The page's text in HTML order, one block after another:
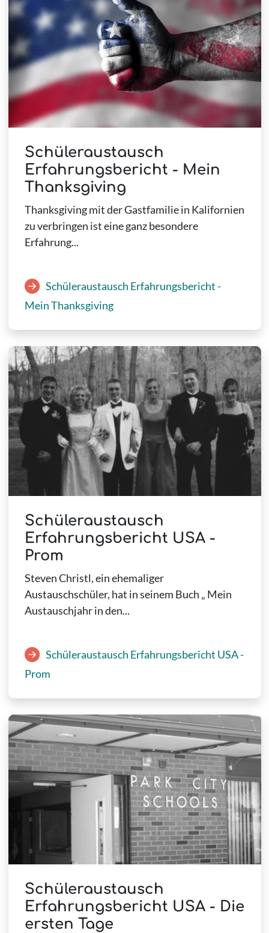
Schüleraustausch
Erfahrungsbericht - Mein
Thanksgiving
Thanksgiving mit der Gastfamilie in Kalifornien
zu verbringen ist eine ganz besondere
Erfahrung...
Schüleraustausch Erfahrungsbericht -
Mein Thanksgiving
Schüleraustausch
Erfahrungsbericht USA -
Prom
Steven Christl, ein ehemaliger
Austauschschüler, hat in seinem Buch „ Mein
Austauschjahr in den...
Schüleraustausch Erfahrungsbericht USA -
Prom
Schüleraustausch
Erfahrungsbericht USA - Die
ersten Tage